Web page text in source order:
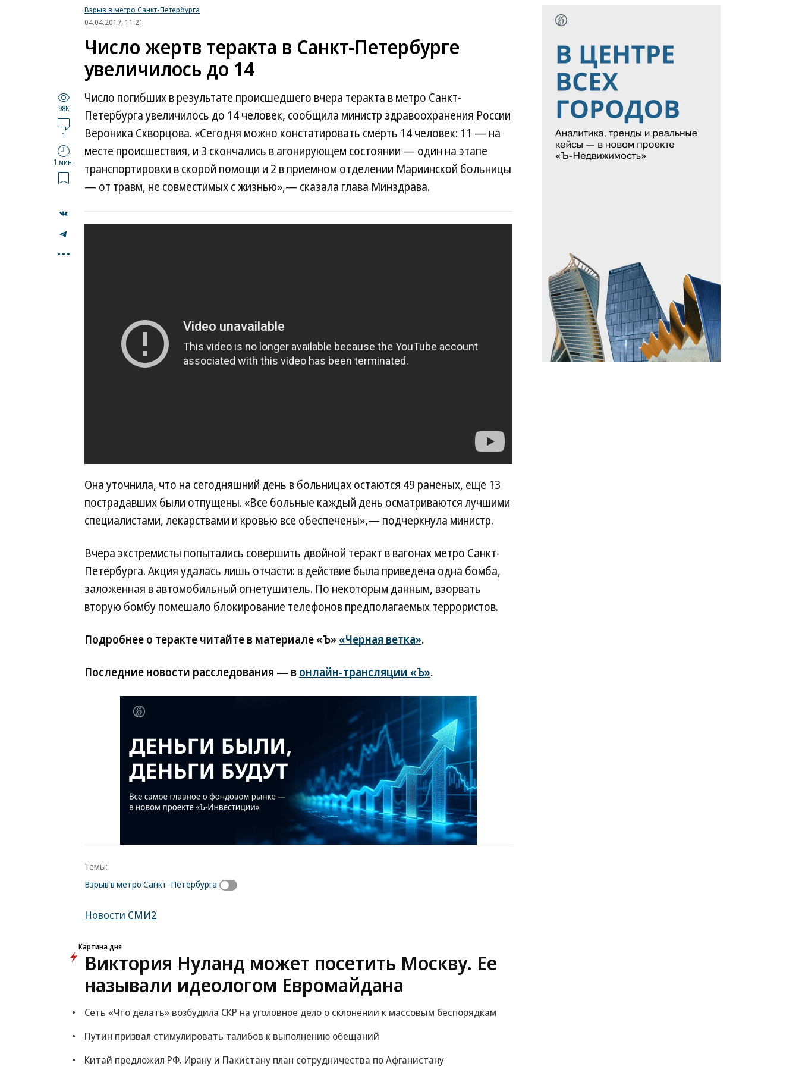
Взрыв в метро Санкт-Петербурга
04.04.2017, 11:21
Число жертв теракта в Санкт-Петербурге
увеличилось до 14
98K
1
1 мин.
...
Число погибших в результате происшедшего вчера теракта в метро Санкт-
Петербурга увеличилось до 14 человек, сообщила министр здравоохранения России
Вероника Скворцова. «Сегодня можно констатировать смерть 14 человек: 11 — на
месте происшествия, и 3 скончались в агонирующем состоянии — один на этапе
транспортировки в скорой помощи и 2 в приемном отделении Мариинской больницы
— от травм, не совместимых с жизнью»,— сказала глава Минздрава.
Она уточнила, что на сегодняшний день в больницах остаются 49 раненых, еще 13
пострадавших были отпущены. «Все больные каждый день осматриваются лучшими
специалистами, лекарствами и кровью все обеспечены»,— подчеркнула министр.
Вчера экстремисты попытались совершить двойной теракт в вагонах метро Санкт-
Петербурга. Акция удалась лишь отчасти: в действие была приведена одна бомба,
заложенная в автомобильный огнетушитель. По некоторым данным, взорвать
вторую бомбу помешало блокирование телефонов предполагаемых террористов.
Подробнее о теракте читайте в материале «Ъ» «Черная ветка».
Последние новости расследования — вонлайн-трансляции «Ъ».
Темы:
Взрыв в метро Санкт-Петербурга
Новости СМИ2
Картина дня
Виктория Нуланд может посетить Москву. Ее
называли идеологом Евромайдана
Сеть «Что делать» возбудила СКР на уголовное дело о склонении к массовым беспорядкам
Путин призвал стимулировать талибов к выполнению обещаний
Китай предложил РФ, Ирану и Пакистану план сотрудничества по Афганистану